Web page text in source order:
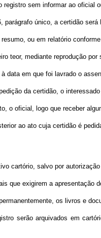
sem informar ao oficial
único, a certidão
ou em relatório
teor, mediante reprodução por
data em que foi lavrado o
da certidão, o
o oficial, logo que receber
ao ato cuja certidão é
cartório, salvo por
que exigirem a apresentação
os livros e
serão arquivados em